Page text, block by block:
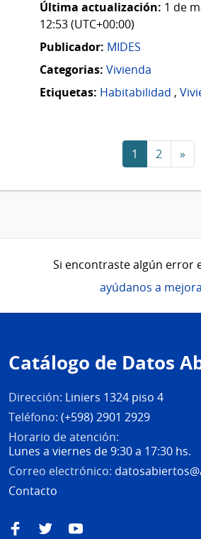
Última actualización: 1 de
12:53 (UTC+00:00)
Publicador: MIDES
Categorias: Vivienda
Etiquetas: Habitabilidad ,
1 2 »
Si encontraste algún error
ayúdanos a
de
página
Catálogo de Datos
Dirección: Liniers 1324 piso 4
Teléfono: (+598) 2901 2929
Horario de atención:
Lunes a viernes de 9:30 a 17:30 hs.
Correo electrónico:
Contacto
FacebookTwitterYouTube